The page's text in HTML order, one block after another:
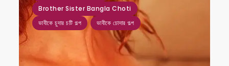
Brother Sister Bangla Choti
ভাবীকে চুদার চটি গল্প ভাবীকে চোদার গল্প